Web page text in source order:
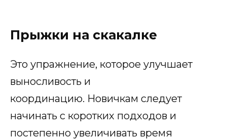
Прыжки на скакалке
Это упражнение, которое улучшает
выносливость и
координацию. Новичкам следует
начинать с коротких подходов и
постепенно увеличивать время